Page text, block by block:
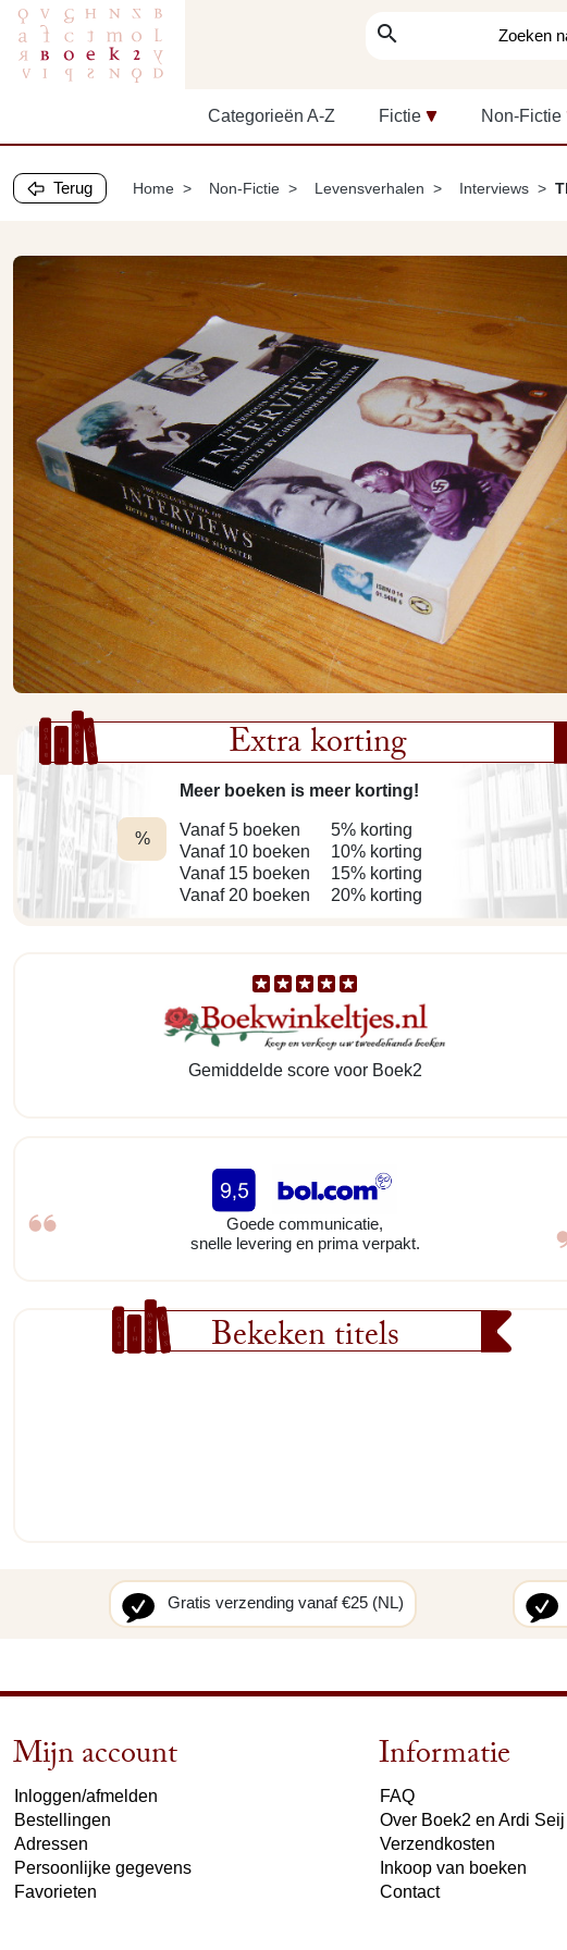
search
Categorieën A-Z Fictie Non-Fictie
Terug Home Non-Fictie Levensverhalen Interviews
Extra korting
%
Meer boeken is meer korting!
Vanaf 5 boeken
Vanaf 10 boeken
Vanaf 15 boeken
Vanaf 20 boeken
5% korting
10% korting
15% korting
20% korting
Gemiddelde score voor Boek2
Goede communicatie,
snelle levering en prima verpakt.
Bekeken titels
Gratis verzending vanaf €25 (NL)
Mijn account
Inloggen/afmelden
Bestellingen
Adressen
Persoonlijke gegevens
Favorieten
Informatie
FAQ
Over Boek2 en Ardi Seij
Verzendkosten
Inkoop van boeken
Contact